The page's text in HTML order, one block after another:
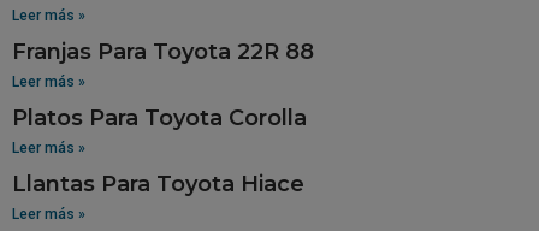
Leer más »
Franjas Para Toyota 22R 88
Leer más »
Platos Para Toyota Corolla
Leer más »
Llantas Para Toyota Hiace
Leer más »